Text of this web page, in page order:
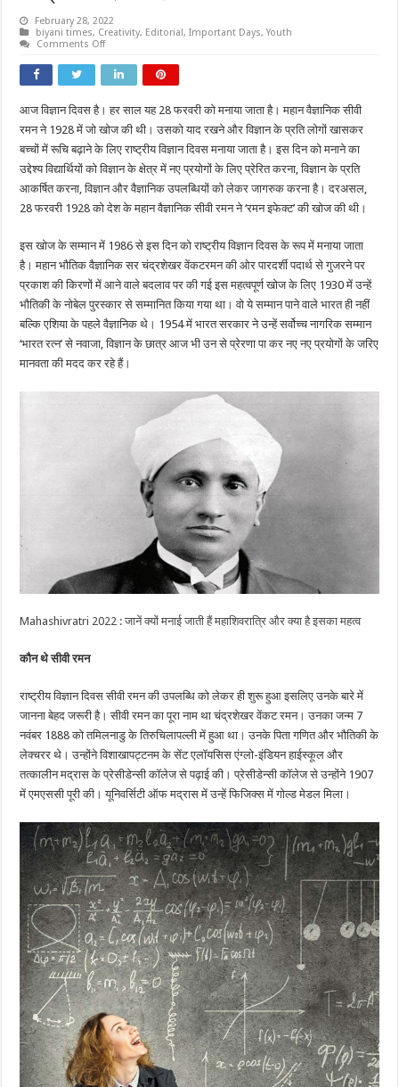
February 28, 2022
biyani times, Creativity, Editorial,Important Days,Youth
Comments Offon
Science
Day:
क्यों
जाता
है
राष्ट्रीय
विज्ञान
दिवस
?
आज विज्ञान दिवस है। हर साल यह 28 फरवरी को मनाया जाता है। महान वैज्ञानिक सीवी
रमन ने 1928 में जो खोज की थी। उसको याद रखने और विज्ञान के प्रति लोगों खासकर
बच्चों में रूचि बढ़ाने के लिए राष्ट्रीय विज्ञान दिवस मनाया जाता है। इस दिन को मनाने का
उद्देश्य विद्यार्थियों को विज्ञान के क्षेत्र में नए प्रयोगों के लिए प्रेरित करना, विज्ञान के प्रति
आकर्षित करना, विज्ञान और वैज्ञानिक उपलब्धियों को लेकर जागरुक करना है। दरअसल,
28 फरवरी 1928 को देश के महान वैज्ञानिक सीवी रमन ने ‘रमन इफेक्ट’ की खोज की थी।
इस खोज के सम्मान में 1986 से इस दिन को राष्ट्रीय विज्ञान दिवस के रूप में मनाया जाता
है। महान भौतिक वैज्ञानिक सर चंद्रशेखर वेंकटरमन की ओर पारदर्शी पदार्थ से गुजरने पर
प्रकाश की किरणों में आने वाले बदलाव पर की गई इस महत्वपूर्ण खोज के लिए 1930 में उन्हें
भौतिकी के नोबेल पुरस्कार से सम्मानित किया गया था। वो ये सम्मान पाने वाले भारत ही नहीं
बल्कि एशिया के पहले वैज्ञानिक थे। 1954 में भारत सरकार ने उन्हें सर्वोच्च नागरिक सम्मान
‘भारत रत्न’ से नवाजा, विज्ञान के छात्र आज भी उन से प्रेरणा पा कर नए नए प्रयोगों के जरिए
मानवता की मदद कर रहे हैं।
Mahashivratri 2022 : जानें क्यों मनाई जाती हैं महाशिवरात्रि और क्या है इसका महत्व
कौन थे सीवी रमन
राष्ट्रीय विज्ञान दिवस सीवी रमन की उपलब्धि को लेकर ही शुरू हुआ इसलिए उनके बारे में
जानना बेहद जरूरी है। सीवी रमन का पूरा नाम था चंद्रशेखर वेंकट रमन। उनका जन्म 7
नवंबर 1888 को तमिलनाडु के तिरुचिलापल्ली में हुआ था। उनके पिता गणित और भौतिकी के
लेक्चरर थे। उन्होंने विशाखापट्टनम के सेंट एलॉयसिस एंग्लो-इंडियन हाईस्कूल और
तत्कालीन मद्रास के प्रेसीडेन्सी कॉलेज से पढ़ाई की। प्रेसीडेन्सी कॉलेज से उन्होंने 1907
में एमएससी पूरी की। यूनिवर्सिटी ऑफ मद्रास में उन्हें फिजिक्स में गोल्ड मेडल मिला।